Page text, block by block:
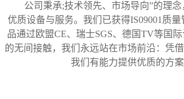
公司秉承;技术领先、市场导向”的理念
优质设备与服务。我们已获得IS09001质
品通过欧盟CE、瑞士SGS、德国TV等国
的无间接触，我们永远站在市场前沿：凭借
我们有能力提供优质的方案